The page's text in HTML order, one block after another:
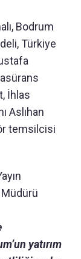
Bodrum
Türkiye
İhlas
Aslıhan
temsilcisi
yatırım